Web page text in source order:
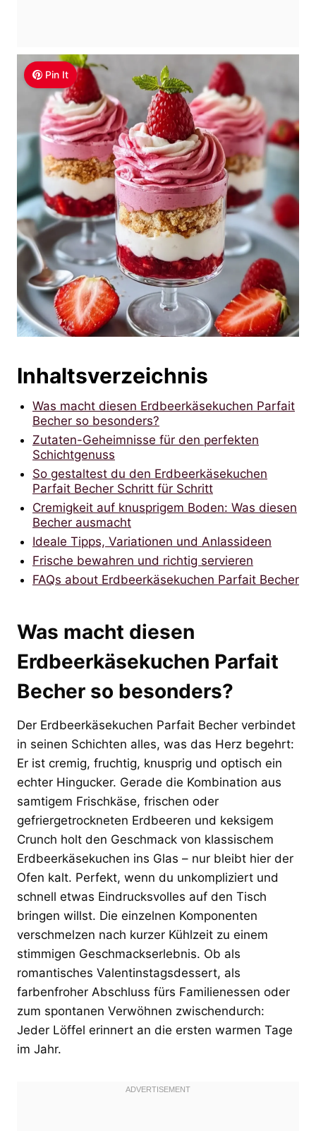
Pin It
Inhaltsverzeichnis
Was macht diesen Erdbeerkäsekuchen Parfait
Becher so besonders?
Zutaten-Geheimnisse für den perfekten
Schichtgenuss
So gestaltest du den Erdbeerkäsekuchen
Parfait Becher Schritt für Schritt
Cremigkeit auf knusprigem Boden: Was diesen
Becher ausmacht
Ideale Tipps, Variationen und Anlassideen
Frische bewahren und richtig servieren
FAQs about Erdbeerkäsekuchen Parfait Becher
Was macht diesen
Erdbeerkäsekuchen Parfait
Becher so besonders?
Der Erdbeerkäsekuchen Parfait Becher verbindet
in seinen Schichten alles, was das Herz begehrt:
Er ist cremig, fruchtig, knusprig und optisch ein
echter Hingucker. Gerade die Kombination aus
samtigem Frischkäse, frischen oder
gefriergetrockneten Erdbeeren und keksigem
Crunch holt den Geschmack von klassischem
Erdbeerkäsekuchen ins Glas – nur bleibt hier der
Ofen kalt. Perfekt, wenn du unkompliziert und
schnell etwas Eindrucksvolles auf den Tisch
bringen willst. Die einzelnen Komponenten
verschmelzen nach kurzer Kühlzeit zu einem
stimmigen Geschmackserlebnis. Ob als
romantisches Valentinstagsdessert, als
farbenfroher Abschluss fürs Familienessen oder
zum spontanen Verwöhnen zwischendurch:
Jeder Löffel erinnert an die ersten warmen Tage
im Jahr.